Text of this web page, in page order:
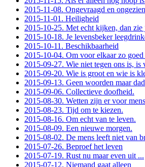
2015-11-08. Ongevraagd en ongezien
2015-11-01. Heiligheid
2015-10-25. Met echt kijken, dan zie
2015-10-18. Je levensbeker
2015-10-11. Beschikbaarheid
2015-10-04. Om voor elkaar zo
2015-09-27. Wie niet tegen ons is, is
2015-09-20. Wie is groot en wie is
2015-09-13. Geen woorden maar
2015-09-06. Collectieve doofheid.
2015-08-30. Wetten zijn er voor
2015-08-23. Tijd om te kiezen.
2015-08-16. Om echt van te leven.
2015-08-09. Een nieuwe morgen.
2015-08-02. De mens leeft niet van
2015-07-26. Beproef het leven
2015-07-19. Rust nu maar even uit ...
2015-07-12. Niemand gaat alleen